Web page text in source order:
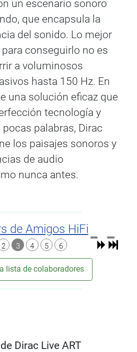
un escenario sonoro
que encapsula la
del sonido. Lo mejor
conseguirlo no es
a voluminosos
hasta 150 Hz. En
una solución eficaz que
tecnología y
palabras, Dirac
los paisajes sonoros y
de audio
nunca antes.
de Amigos HiFi
2 3 4 5 6
lista de colaboradores
Dirac Live ART